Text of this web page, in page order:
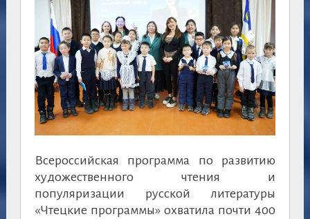
Всероссийская программа по развитию
художественного чтения и
популяризации русской литературы
«Чтецкие программы» охватила почти 400